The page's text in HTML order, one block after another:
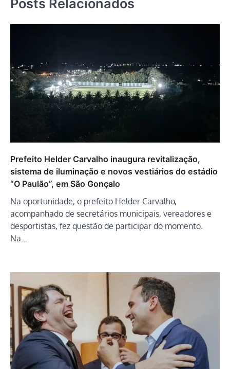
Prefeito Helder Carvalho inaugura revitalização,
sistema de iluminação e novos vestiários do estádio
“O Paulão”, em São Gonçalo
Na oportunidade, o prefeito Helder Carvalho,
acompanhado de secretários municipais, vereadores e
desportistas, fez questão de participar do momento.
Na…